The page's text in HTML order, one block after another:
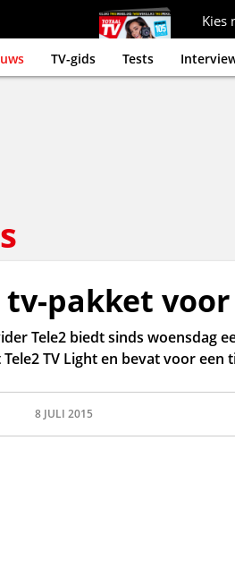
Kies
TV-gids Tests
tv-pakket
Tele2 biedt sinds woensdag
TV Light en bevat voor
8 JULI 2015